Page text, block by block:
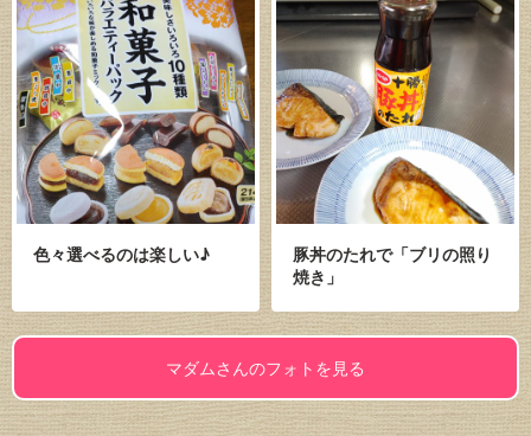
色々選べるのは楽しい♪
豚丼のたれで「ブリの照り
焼き」
マダムさんのフォトを見る